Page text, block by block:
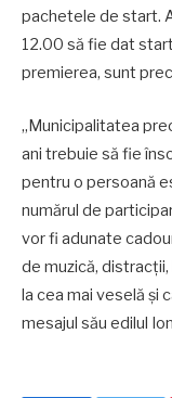
pachetele de start.
12.00 să fie dat
premierea, sunt
„Municipalitatea
ani trebuie să fie
pentru o persoană
numărul de
vor fi adunate
de muzică,
la cea mai veselă și
mesajul său edilul